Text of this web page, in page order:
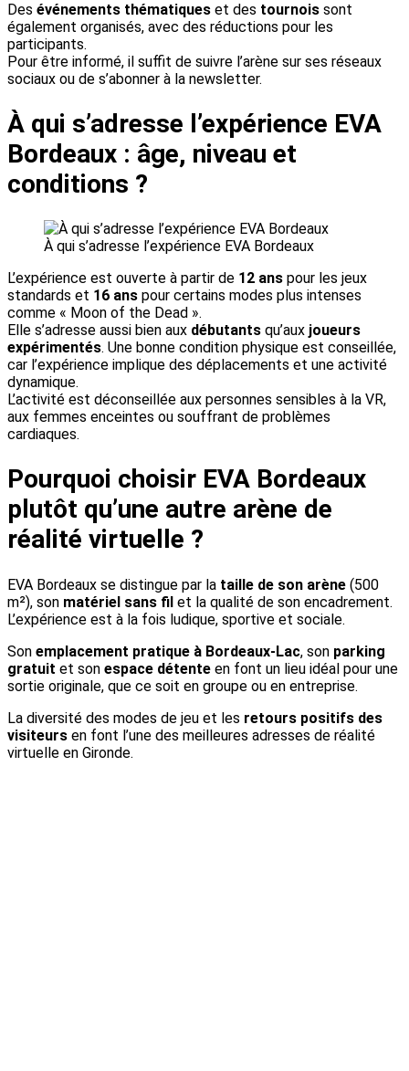
Des événements thématiques et des tournois sont
également organisés, avec des réductions pour les
participants.
Pour être informé, il suffit de suivre l’arène sur ses réseaux
sociaux ou de s’abonner à la newsletter.
À qui s’adresse l’expérience EVA
Bordeaux : âge, niveau et
conditions ?
À qui s’adresse l’expérience EVA Bordeaux
L’expérience est ouverte à partir de 12 ans pour les jeux
standards et 16 ans pour certains modes plus intenses
comme « Moon of the Dead ».
Elle s’adresse aussi bien aux débutants qu’aux joueurs
expérimentés. Une bonne condition physique est conseillée,
car l’expérience implique des déplacements et une activité
dynamique.
L’activité est déconseillée aux personnes sensibles à la VR,
aux femmes enceintes ou souffrant de problèmes
cardiaques.
Pourquoi choisir EVA Bordeaux
plutôt qu’une autre arène de
réalité virtuelle ?
EVA Bordeaux se distingue par la taille de son arène (500
m²), son matériel sans fil et la qualité de son encadrement.
L’expérience est à la fois ludique, sportive et sociale.
Son emplacement pratique à Bordeaux-Lac, son parking
gratuit et son espace détente en font un lieu idéal pour une
sortie originale, que ce soit en groupe ou en entreprise.
La diversité des modes de jeu et les retours positifs des
visiteurs en font l’une des meilleures adresses de réalité
virtuelle en Gironde.